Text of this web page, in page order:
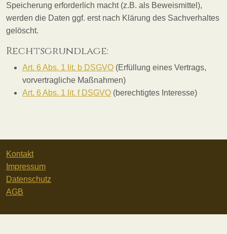
Speicherung erforderlich macht (z.B. als Beweismittel),
werden die Daten ggf. erst nach Klärung des Sachverhaltes
gelöscht.
Rechtsgrundlage:
Art. 6 Abs. 1 lit. b DSGVO (Erfüllung eines Vertrags,
vorvertragliche Maßnahmen)
Art. 6 Abs. 1 lit. f DSGVO (berechtigtes Interesse)
Kontakt
Impressum
Datenschutz
AGB